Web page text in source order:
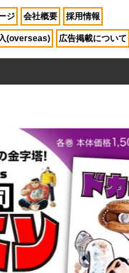
ジ 会社概要 採用情報
(overseas) 広告掲載について